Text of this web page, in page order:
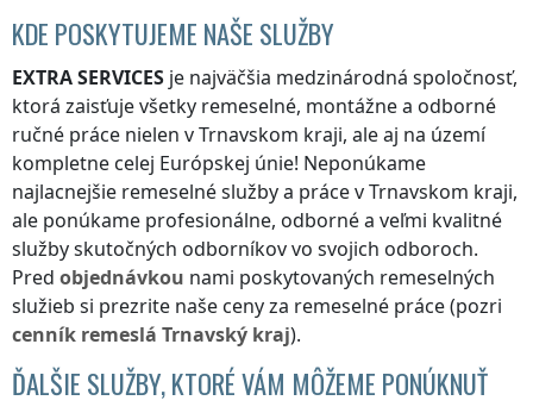
KDE POSKYTUJEME NAŠE SLUŽBY
EXTRA SERVICES je najväčšia medzinárodná spoločnosť,
ktorá zaisťuje všetky remeselné, montážne a odborné
ručné práce nielen v Trnavskom kraji, ale aj na území
kompletne celej Európskej únie! Neponúkame
najlacnejšie remeselné služby a prácev Trnavskom kraji,
ale ponúkame profesionálne, odborné a veľmi kvalitné
služby skutočných odborníkov vo svojich odboroch.
Pred objednávkou nami poskytovaných remeselných
služieb si prezrite naše ceny za remeselné práce (pozri
cenník remeslá Trnavský kraj).
ĎALŠIE SLUŽBY, KTORÉ VÁM MÔŽEME PONÚKNUŤ